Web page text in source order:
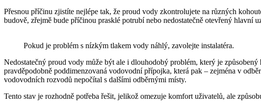
Přesnou příčinu zjistíte nejlépe tak, že proud vody zkontrolujete na různých
budově, zřejmě bude příčinou prasklé potrubí nebo nedostatečně otevřený
Pokud je problém s nízkým tlakem vody náhlý, zavolejte instalatéra.
Nedostatečný proud vody může být ale i dlouhodobý problém, který je způsobený
pravděpodobně poddimenzovaná vodovodní přípojka, která pak – zejména v
vodovodních rozvodů nepočítal s dalšími odběrnými místy.
Tento stav je rozhodně potřeba řešit, jelikož omezuje komfort uživatelů, ale